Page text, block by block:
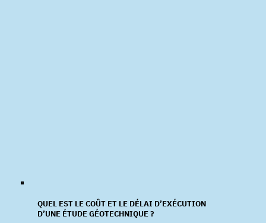
QUEL EST LE COÛT ET LE DÉLAI D’EXÉCUTION
D’UNE ÉTUDE GÉOTECHNIQUE ?